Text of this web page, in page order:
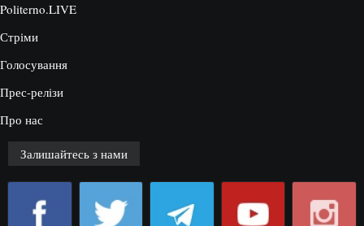
Politerno.LIVE
Стріми
Голосування
Прес-релізи
Про нас
Залишайтесь з нами